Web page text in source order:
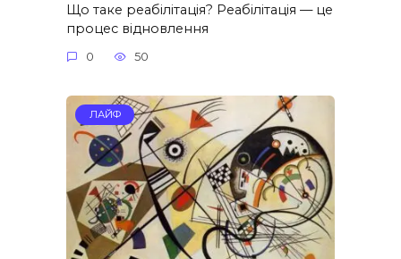
Що таке реабілітація? Реабілітація — це
процес відновлення
0 50
ЛАЙФ